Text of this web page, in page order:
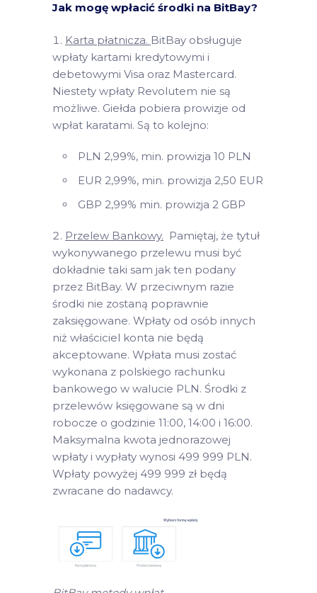
Jak mogę wpłacić środki na BitBay?
Karta płatnicza. BitBay obsługuje
wpłaty kartami kredytowymi i
debetowymi Visa oraz Mastercard.
Niestety wpłaty Revolutem nie są
możliwe. Giełda pobiera prowizje od
wpłat karatami. Są to kolejno:
PLN 2,99%, min. prowizja 10 PLN
EUR 2,99%, min. prowizja 2,50 EUR
GBP 2,99% min. prowizja 2 GBP
Przelew Bankowy. Pamiętaj, że tytuł
wykonywanego przelewu musi być
dokładnie taki sam jak ten podany
przez BitBay. W przeciwnym razie
środki nie zostaną poprawnie
zaksięgowane. Wpłaty od osób innych
niż właściciel konta nie będą
akceptowane. Wpłata musi zostać
wykonana z polskiego rachunku
bankowego w walucie PLN. Środki z
przelewów księgowane są w dni
robocze o godzinie 11:00, 14:00 i 16:00.
Maksymalna kwota jednorazowej
wpłaty i wypłaty wynosi 499 999 PLN.
Wpłaty powyżej 499 999 zł będą
zwracane do nadawcy.